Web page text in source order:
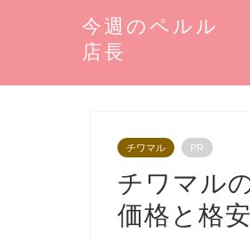
今週のペルル
店長
チワマル PR
チワマル
価格と格